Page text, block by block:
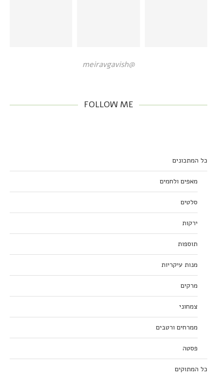
@meiravgavish
FOLLOW ME
כל המתכונים
מאפים ולחמים
סלטים
ירקות
תוספות
מנות עיקריות
מרקים
צמחוני
ממרחים ורטבים
פסטה
כל המתוקים